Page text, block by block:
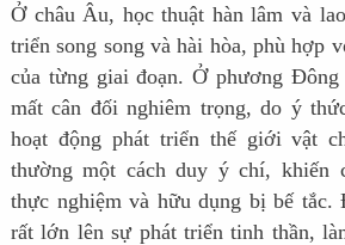
Ở châu Âu, học thuật hàn lâm và
triển song song và hài hòa, phù hợp
của từng giai đoạn. Ở phương
mất cân đối nghiêm trọng, do ý
hoạt động phát triển thế giới vật
thường một cách duy ý chí, khiến
thực nghiệm và hữu dụng bị bế tắc.
rất lớn lên sự phát triển tinh thần,